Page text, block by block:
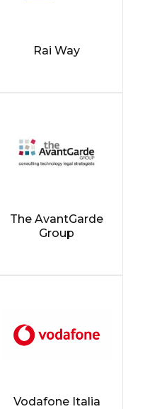
Rai Way
The AvantGarde
Group
Vodafone Italia